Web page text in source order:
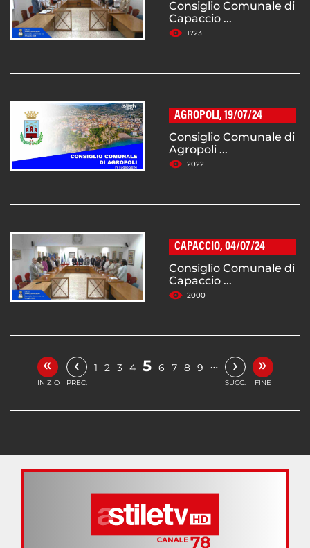
Consiglio Comunale di
Capaccio ...
1723
AGROPOLI, 19/07/24
Consiglio Comunale di
Agropoli ...
2022
CAPACCIO, 04/07/24
Consiglio Comunale di
Capaccio ...
2000
«
INIZIO
‹
PREC.
1 2 3 4 5 6 7 8 9 … ›
SUCC.
»
FINE